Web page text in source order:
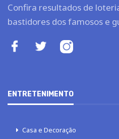
Confira resultados de
bastidores dos famosos e
ENTRETENIMENTO
Casa e Decoração